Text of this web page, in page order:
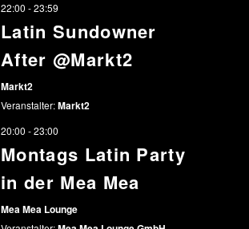
22:00 -23:59
Latin Sundowner
After @Markt2
Markt2
Veranstalter:Markt2
20:00 -23:00
Montags Latin Party
in der Mea Mea
Mea Mea Lounge